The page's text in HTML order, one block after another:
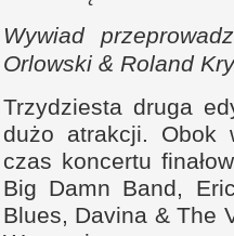
Wywiad
Orlow­ski & Roland
Trzydziesta druga
dużo atrak­cji. Obok
czas kon­certu
Big Damn Band,
Blues, Davina &The